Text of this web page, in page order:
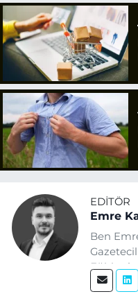
EDITÖR
Emre
Ben
Eğitim
üretimi